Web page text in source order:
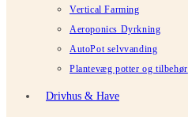
Vertical Farming
Aeroponics Dyrkning
AutoPot selvvanding
Plantevæg potter og tilbehør
Drivhus & Have